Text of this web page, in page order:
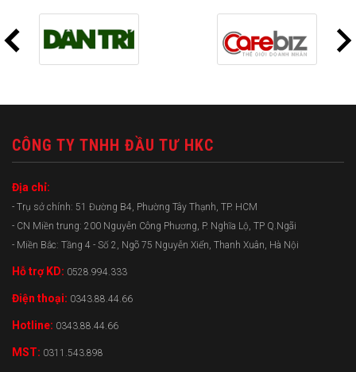
CÔNG TY TNHH ĐẦU TƯ HKC
Địa chỉ:
- Trụ sở chính: 51 Đường B4, Phường Tây Thạnh, TP. HCM
- CN Miền trung: 200 Nguyễn Công Phương, P. Nghĩa Lộ, TP Q.Ngãi
- Miền Bắc: Tầng 4 - Số 2, Ngõ 75 Nguyễn Xiển, Thanh Xuân, Hà Nội
Hỗ trợ KD: 0528.994.333
Điện thoại: 0343.88.44.66
Hotline: 0343.88.44.66
MST: 0311.543.898